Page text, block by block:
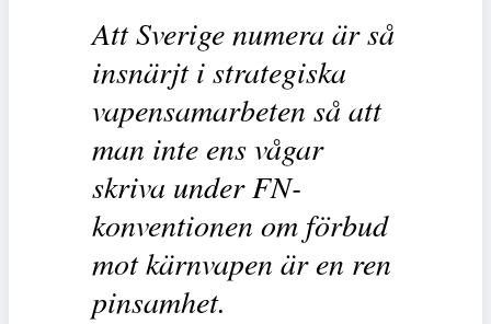
Att Sverige numera är så
insnärjt i strategiska
vapensamarbeten så att
man inte ens vågar
skriva under FN-
konventionen om förbud
mot kärnvapen är en ren
pinsamhet.